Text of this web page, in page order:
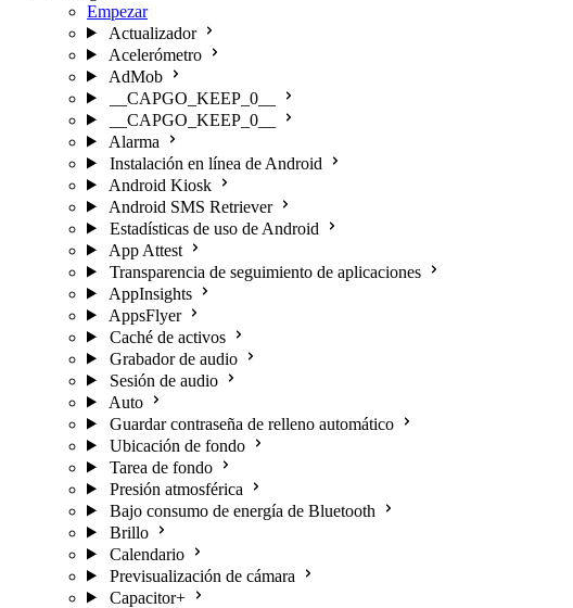
Empezar
Actualizador
Acelerómetro
AdMob
__CAPGO_KEEP_0__
__CAPGO_KEEP_0__
Alarma
Instalación en línea de Android
Android Kiosk
Android SMS Retriever
Estadísticas de uso de Android
App Attest
Transparencia de seguimiento de aplicaciones
AppInsights
AppsFlyer
Caché de activos
Grabador de audio
Sesión de audio
Auto
Guardar contraseña de relleno automático
Ubicación de fondo
Tarea de fondo
Presión atmosférica
Bajo consumo de energía de Bluetooth
Brillo
Calendario
Previsualización de cámara
Capacitor+